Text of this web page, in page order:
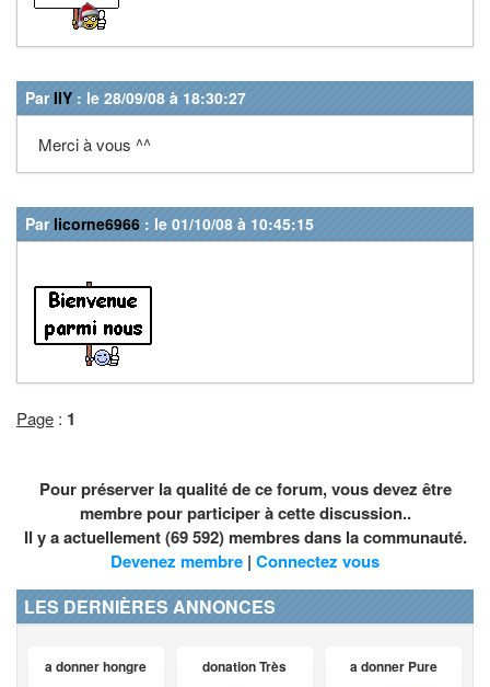
ParIlY : le 28/09/08 à 18:30:27
Merci à vous ^^
Par licorne6966 : le 01/10/08 à 10:45:15
Page : 1
Pour préserver la qualité de ce forum, vous devez être
membre pour participer à cette discussion..
Il y a actuellement (69 592) membres dans la communauté.
Devenez membre | Connectez vous
LES DERNIÈRES ANNONCES
a donner hongre donation Très a donner Pure